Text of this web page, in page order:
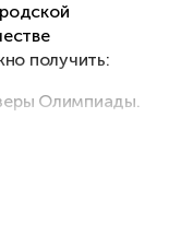
получить:
Олимпиады.